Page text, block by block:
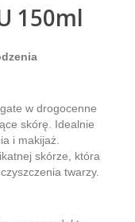
150ml
w drogocenne
skórę. Idealnie
i makijaż.
skórze, która
twarzy.